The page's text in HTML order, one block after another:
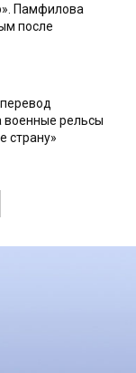
Памфилова
после
военные рельсы
страну»